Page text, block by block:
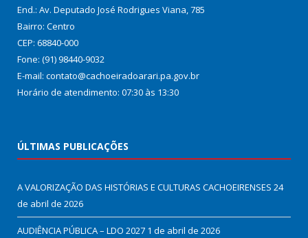
End.: Av. Deputado José Rodrigues Viana, 785
Bairro: Centro
CEP: 68840-000
Fone: (91) 98440-9032
E-mail: contato@cachoeiradoarari.pa.gov.br
Horário de atendimento: 07:30 às 13:30
ÚLTIMAS PUBLICAÇÕES
A VALORIZAÇÃO DAS HISTÓRIAS E CULTURAS CACHOEIRENSES 24
de abril de 2026
AUDIÊNCIA PÚBLICA – LDO 2027 1 de abril de 2026